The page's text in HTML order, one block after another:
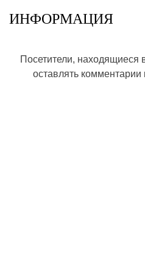
ИНФОРМАЦИЯ
Посетители, находящиеся
оставлять комментарии